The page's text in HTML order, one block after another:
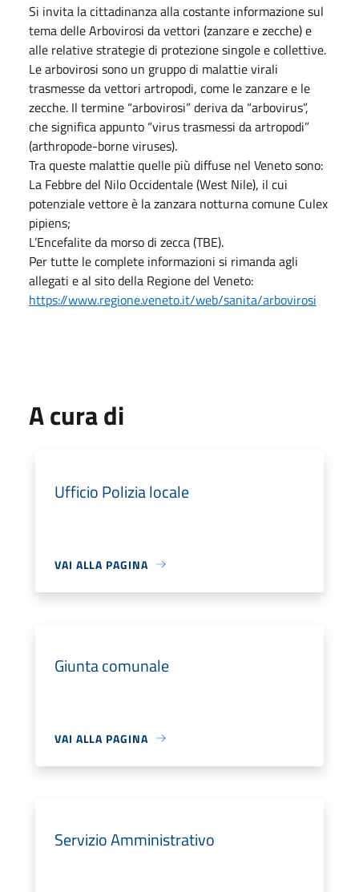
Si invita la cittadinanza alla costante informazione sul
tema delle Arbovirosi da vettori (zanzare e zecche) e
alle relative strategie di protezione singole e collettive.
Le arbovirosi sono un gruppo di malattie virali
trasmesse da vettori artropodi, come le zanzare e le
zecche. Il termine “arbovirosi” deriva da “arbovirus”,
che significa appunto “virus trasmessi da artropodi”
(arthropode-borne viruses).
Tra queste malattie quelle più diffuse nel Veneto sono:
La Febbre del Nilo Occidentale (West Nile), il cui
potenziale vettore è la zanzara notturna comune Culex
pipiens;
L’Encefalite da morso di zecca (TBE).
Per tutte le complete informazioni si rimanda agli
allegati e al sito della Regione del Veneto:
https://www.regione.veneto.it/web/sanita/arbovirosi
A cura di
Ufficio Polizia locale
VAI ALLA PAGINA
Giunta comunale
VAI ALLA PAGINA
Servizio Amministrativo